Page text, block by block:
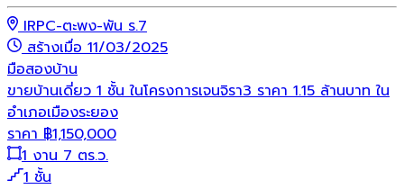
IRPC-ตะพง-พัน ร.7
สร้างเมื่อ 11/03/2025
มือสองบ้าน
ขายบ้านเดี่ยว 1 ชั้น ในโครงการเจนจิรา3 ราคา 1.15 ล้านบาท ใน
อำเภอเมืองระยอง
ราคา ฿1,150,000
1 งาน 7 ตร.ว.
1 ชั้น